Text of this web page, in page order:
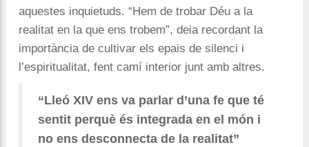
aquestes inquietuds. “Hem de trobar Déu a la
realitat en la que ens trobem”, deia recordant la
importància de cultivar els epais de silenci i
l’espiritualitat, fent camí interior junt amb altres.
“Lleó XIV ens va parlar d’una fe que té
sentit perquè és integrada en el món i
no ens desconnecta de la realitat”